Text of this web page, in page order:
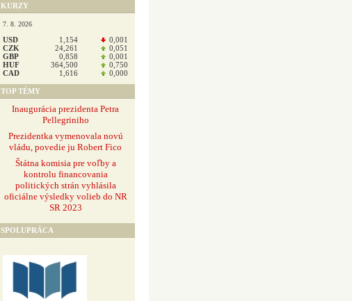
KURZY
7. 8. 2026
USD 1,154
0,001
CZK
24,261
0,051
GBP
0,858
0,001
HUF
364,500
0,750
CAD
1,616 0,000
TOP TÉMY
Inaugurácia prezidenta Petra
Pellegriniho
Prezidentka vymenovala novú
vládu, povedie ju Robert Fico
Štátna komisia pre voľby a
kontrolu financovania
politických strán vyhlásila
oficiálne výsledky volieb do NR
SR 2023
SPOLUPRÁCA